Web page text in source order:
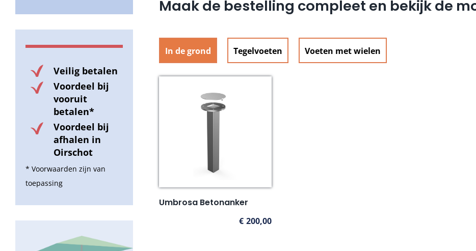
Maak de bestelling compleet en bekijk de
In de grond Tegelvoeten Voeten met wielen
Umbrosa Betonanker
€ 200,00
Veilig betalen
Voordeel bij
vooruit
betalen*
Voordeel bij
afhalen in
Oirschot
* Voorwaarden zijn van
toepassing